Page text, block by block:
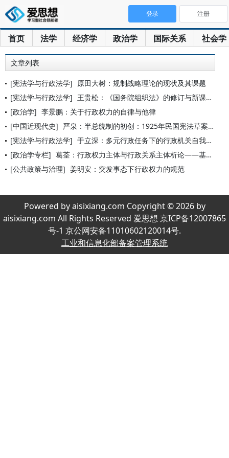
首页 法学 经济学 政治学 国际关系 社会学
登录 注册
文章列表
[宪法学与行政法学] 原田大树：规制战略理论的现状及其课题
[宪法学与行政法学] 王贵松：《国务院组织法》的修订与新课题
[政治学] 李景鹏：关于行政权力的自律与他律
[中国近现代史] 严泉：半总统制的初创：1925年民国宪法草案的政体设计
[宪法学与行政法学] 于立深：多元行政任务下的行政机关自我规制
[政治学专栏] 葛荃：行政权力主体与行政关系主体析论——基于行政哲学的视角
[公共政策与治理] 姜明安：突发事态下行政权力的规范
Powered by aisixiang.com Copyright © 2026 by
aisixiang.com All Rights Reserved 爱思想 京ICP备12007865
号-1 京公网安备11010602120014号.
工业和信息化部备案管理系统